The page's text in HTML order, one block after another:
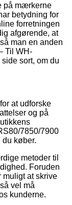
på mærkerne
betydning for
forretningen
afgørende, at
man en anden
Til WH-
sort, om du
at udforske
og på
7850/7900
køber.
metoder til
Foruden
muligt at skrive
vel må
kunderne.